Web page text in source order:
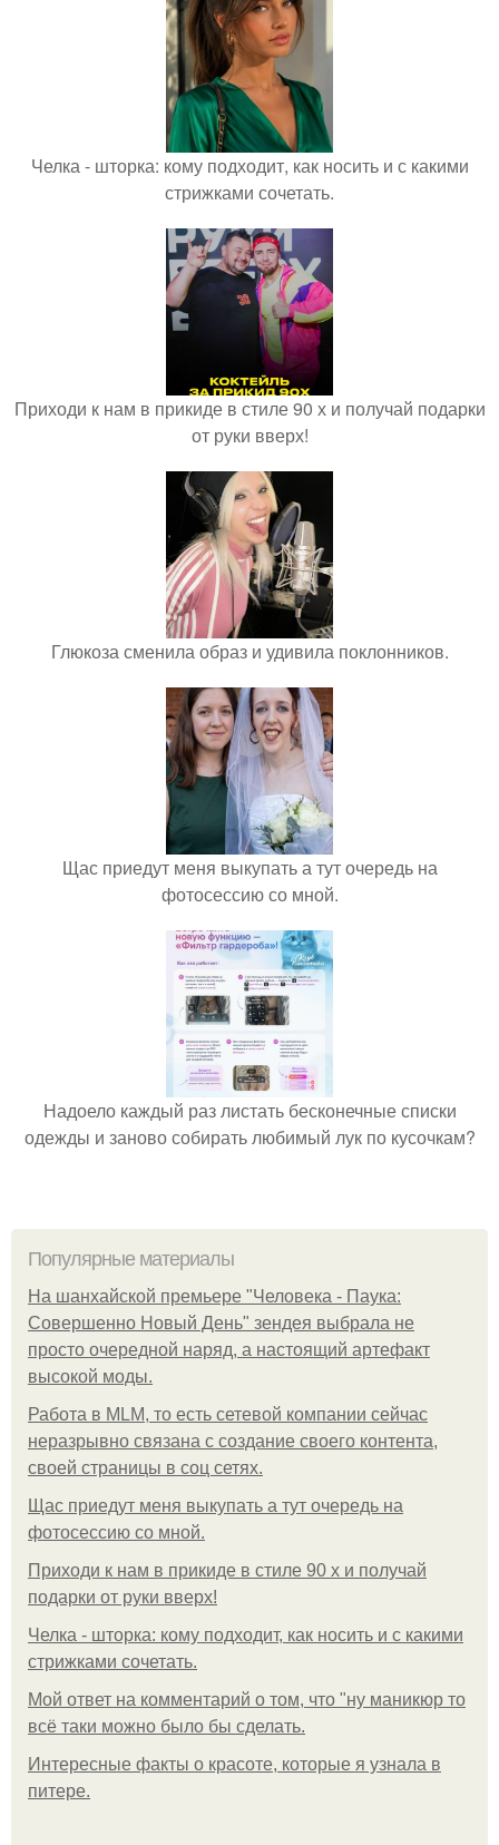
Челка - шторка: кому подходит, как носить и с какими
стрижками сочетать.
Приходи к нам в прикиде в стиле 90 х и получай подарки
от руки вверх!
Глюкоза сменила образ и удивила поклонников.
Щас приедут меня выкупать а тут очередь на
фотосессию со мной.
Надоело каждый раз листать бесконечные списки
одежды и заново собирать любимый лук по кусочкам?
Популярные материалы
На шанхайской премьере "Человека - Паука:
Совершенно Новый День" зендея выбрала не
просто очередной наряд, а настоящий артефакт
высокой моды.
Работа в MLM, то есть сетевой компании сейчас
неразрывно связана с создание своего контента,
своей страницы в соц сетях.
Щас приедут меня выкупать а тут очередь на
фотосессию со мной.
Приходи к нам в прикиде в стиле 90 х и получай
подарки от руки вверх!
Челка - шторка: кому подходит, как носить и с какими
стрижками сочетать.
Мой ответ на комментарий о том, что "ну маникюр то
всё таки можно было бы сделать.
Интересные факты о красоте, которые я узнала в
питере.